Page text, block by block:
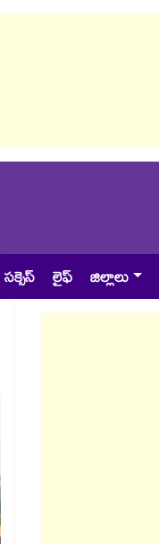
సక్సెస్ లైఫ్ జిల్లాలు